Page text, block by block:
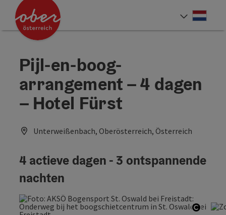
Inhoud Accesskey
[0]
Navigatie Accesskey
[1]
Paginabegin
Contact Accesskey
[3]
Zoek Accesskey
Impressum
Hoe deze website te gebruiken?
Startpagina
Pijl-en-boog-
arrangement – 4 dagen
– Hotel Fürst
Unterweißenbach, Oberösterreich, Österreich
4 actieve dagen - 3 ontspannende
nachten